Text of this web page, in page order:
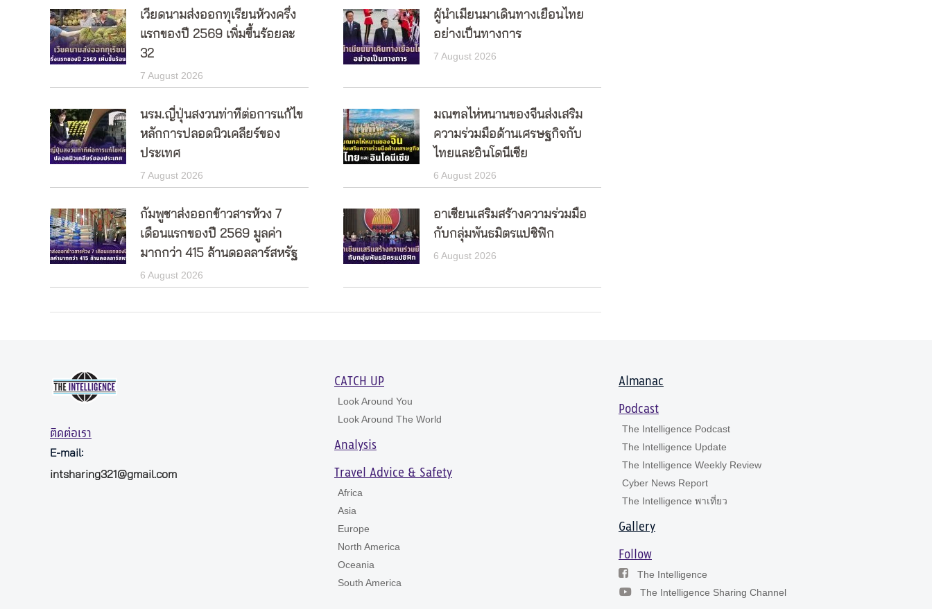
เวียดนามส่งออกทุเรียนห้วงครึ่ง
แรกของปี 2569 เพิ่มขึ้นร้อยละ
32
7 August 2026
ผู้นำเมียนมาเดินทางเยือนไทย
อย่างเป็นทางการ
7 August 2026
นรม.ญี่ปุ่นสงวนท่าทีต่อการแก้ไข
หลักการปลอดนิวเคลียร์ของ
ประเทศ
7 August 2026
มณฑลไห่หนานของจีนส่งเสริม
ความร่วมมือด้านเศรษฐกิจกับ
ไทยและอินโดนีเซีย
6 August 2026
กัมพูชาส่งออกข้าวสารห้วง 7
เดือนแรกของปี 2569 มูลค่า
มากกว่า 415 ล้านดอลลาร์สหรัฐ
6 August 2026
อาเซียนเสริมสร้างความร่วมมือ
กับกลุ่มพันธมิตรแปซิฟิก
6 August 2026
ติดต่อเรา
E-mail:
intsharing321@gmail.com
CATCH UP
Look Around You
Look Around The World
Analysis
Travel Advice & Safety
Africa
Asia
Europe
North America
Oceania
South America
Almanac
Podcast
The Intelligence Podcast
The Intelligence Update
The Intelligence Weekly Review
Cyber News Report
The Intelligence พาเที่ยว
Gallery
Follow
The Intelligence
The Intelligence Sharing Channel